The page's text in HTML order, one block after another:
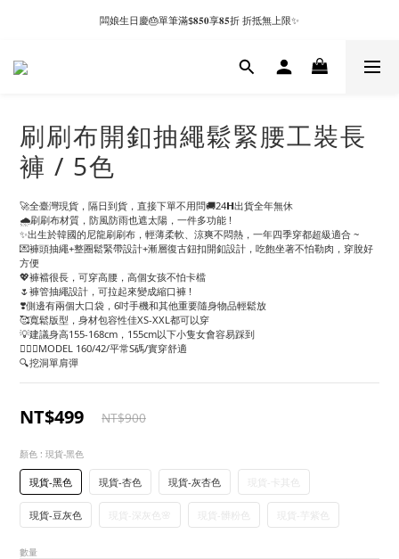
闆娘生日慶🎂單筆滿$𝟖𝟓𝟎享𝟖𝟓折 折抵無上限✨
刷刷布開釦抽繩鬆緊腰工裝長
褲 / 5色
🚀全臺灣現貨，隔日到貨，直接下單不用問🚚24𝗛出貨全年無休
🌧️刷刷布材質，防風防雨也遮太陽，一件多功能 !
✨出生於韓國的尼龍刷刷布，輕薄柔軟、涼爽不悶熱，一年四季穿都超級適合 ~
💌褲頭抽繩+整圈鬆緊帶設計+漸層復古鈕扣開釦設計，吃飽坐著不怕勒肉，穿脫好
方便
💖褲襠很長，可穿高腰，高個女孩不怕卡檔
🌷褲管抽繩設計，可拉起來變成縮口褲 !
❣️側邊有兩個大口袋，6吋手機和其他重要隨身物品輕鬆放
🥰寬鬆版型，身材包容性佳XS-XXL都可以穿
💡建議身高155-168cm，155cm以下小隻女會容易踩到
🙋🏻‍♀️MODEL 160/42/平常S碼/實穿舒適
🔍挖洞單肩彈
NT$499 NT$900
顏色 : 現貨-黑色
現貨-黑色 現貨-杏色 現貨-灰杏色 現貨-卡其色
現貨-豆灰色 現貨-深灰色🌸 現貨-髒粉色 現貨-芋紫色
數量